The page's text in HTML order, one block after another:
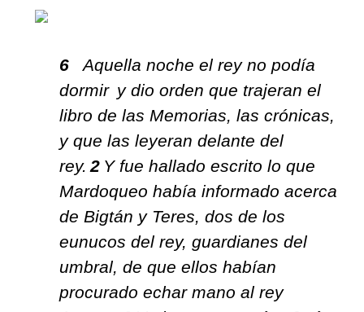
6 Aquella noche el rey no podía
dormir y dio orden que trajeran el
libro de las Memorias, las crónicas,
y que las leyeran delante del
rey. 2 Y fue hallado escrito lo que
Mardoqueo había informado acerca
de Bigtán y Teres, dos de los
eunucos del rey, guardianes del
umbral, de que ellos habían
procurado echar mano al rey